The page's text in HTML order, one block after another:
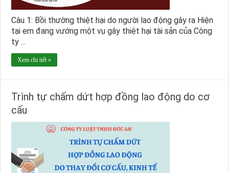
Câu 1: Bồi thường thiệt hại do người lao động gây ra Hiện
tại em đang vướng một vụ gây thiệt hại tài sản của Công
ty ...
Xem chi tiết »
Trình tự chấm dứt hợp đồng lao động do cơ
cấu